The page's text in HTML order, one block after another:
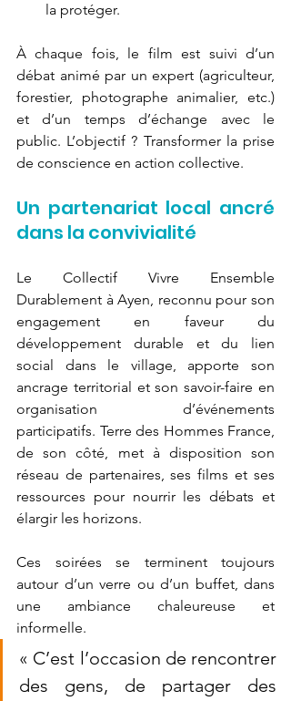
la protéger.
À chaque fois, le film est suivi d’un
débat animé par un expert (agriculteur,
forestier, photographe animalier, etc.)
et d’un temps d’échange avec le
public. L’objectif ? Transformer la prise
de conscience en action collective.
Un partenariat local ancré
dans la convivialité
Le Collectif Vivre Ensemble
Durablement à Ayen, reconnu pour son
engagement en faveur du
développement durable et du lien
social dans le village, apporte son
ancrage territorial et son savoir-faire en
organisation d’événements
participatifs. Terre des Hommes France,
de son côté, met à disposition son
réseau de partenaires, ses films et ses
ressources pour nourrir les débats et
élargir les horizons.
Ces soirées se terminent toujours
autour d’un verre ou d’un buffet, dans
une ambiance chaleureuse et
informelle.
« C’est l’occasion de rencontrer
des gens, de partager des